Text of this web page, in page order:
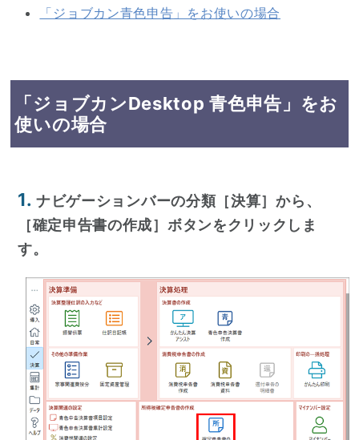
「ジョブカン青色申告」をお使いの場合
「ジョブカンDesktop 青色申告」をお
使いの場合
1. ナビゲーションバーの分類［決算］から、
［確定申告書の作成］ボタンをクリックしま
す。